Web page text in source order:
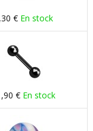
€ En stock
€ En stock